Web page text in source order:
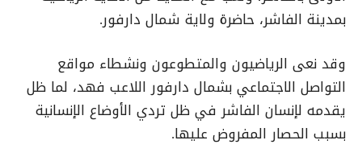
بمدينة الفاشر، حاضرة ولاية شمال دارفور.
وقد نعى الرياضيون والمتطوعون ونشطاء مواقع
التواصل الاجتماعي بشمال دارفور اللاعب فهد، لما ظل
يقدمه لإنسان الفاشر في ظل تردي الأوضاع الإنسانية
بسبب الحصار المفروض عليها.